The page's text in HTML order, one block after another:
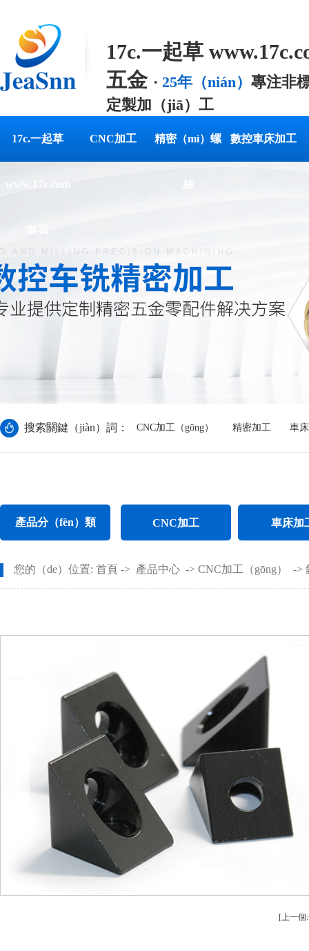
17c.一起草
五金 · 25年（nián） 專注非
定製加（jiā）工
17c.一起草
www.17c.com
CNC加工 精密（mì）螺 數控車床加工
搜索關鍵（jiàn）詞： CNC加工（gōng） 精密加工 車
產品分（fèn）類 CNC加工
CNC長軸加工
銅（tóng）件CNC加工
車床加
螺母車床加（
銅件車床
您的（de）位置: 首頁 -> 產品中心 -> CNC加工（gōng） ->
[上一個